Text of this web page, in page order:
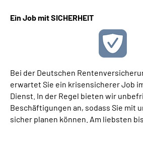
Ein Job mit SICHERHEIT
Bei der Deutschen
erwartet Sie ein krisensicherer Job
Dienst. In der Regel bieten wir
Beschäftigungen an, sodass Sie mit
sicher planen können. Am liebsten